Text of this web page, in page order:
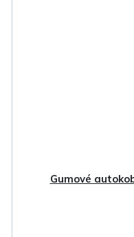
Gumové